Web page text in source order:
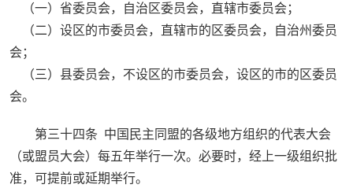
（一）省委员会，自治区委员会，直辖市委员会；
（二）设区的市委员会，直辖市的区委员会，自治州委员
会；
（三）县委员会，不设区的市委员会，设区的市的区委员
会。
第三十四条 中国民主同盟的各级地方组织的代表大会
（或盟员大会）每五年举行一次。必要时，经上一级组织批
准，可提前或延期举行。